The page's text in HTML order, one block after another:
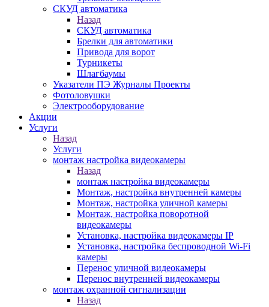
СКУД автоматика
Назад
СКУД автоматика
Брелки для автоматики
Привода для ворот
Турникеты
Шлагбаумы
Указатели ПЭ Журналы Проекты
Фотоловушки
Электрооборудование
Акции
Услуги
Назад
Услуги
монтаж настройка видеокамеры
Назад
монтаж настройка видеокамеры
Монтаж, настройка внутренней камеры
Монтаж, настройка уличной камеры
Монтаж, настройка поворотной
видеокамеры
Установка, настройка видеокамеры IP
Установка, настройка беспроводной Wi-Fi
камеры
Перенос уличной видеокамеры
Перенос внутренней видеокамеры
монтаж охранной сигнализации
Назад